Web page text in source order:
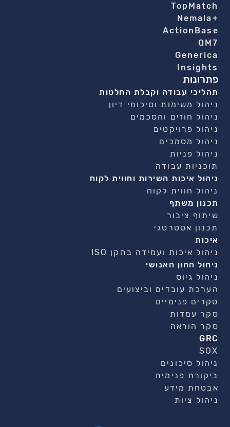
TopMatch
+Nemala
ActionBase
QM7
Generica
Insights
פתרונות
תהליכי עבודה וקבלת החלטות
ניהול משימות וסיכומי דיון
ניהול חוזים והסכמים
ניהול פרויקטים
ניהול מסמכים
ניהול פניות
תוכניות עבודה
ניהול איכות השירות וחווית לקוח
ניהול חווית לקוח
תכנון משתף
שיתוף ציבור
תכנון אסטרטגי
איכות
ניהול איכות ועמידה בתקן ISO
ניהול ההון האנושי
ניהול גיוס
הערכת עובדים וביצועים
סקרים פנימיים
סקר עמדות
סקר הוראה
GRC
SOX
ניהול סיכונים
ביקורת פנימית
אבטחת מידע
ניהול ציות